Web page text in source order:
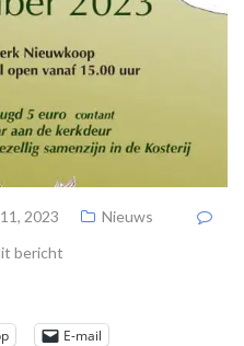
2023
Nieuws
bericht
E-mail